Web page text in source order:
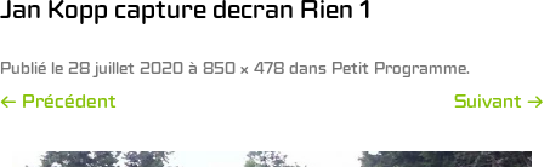
Jan Kopp capture decran Rien 1
Publié le 28 juillet 2020 à 850 × 478 dans Petit Programme.
← Précédent Suivant →